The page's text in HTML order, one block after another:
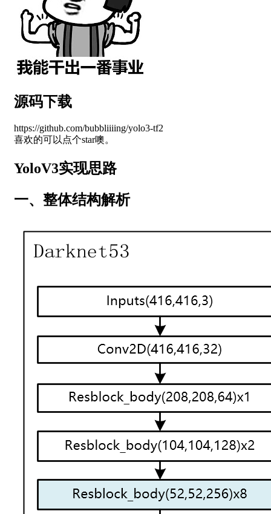
源码下载
https://github.com/bubbliiiing/yolo3-tf2
喜欢的可以点个star噢。
YoloV3实现思路
一、整体结构解析